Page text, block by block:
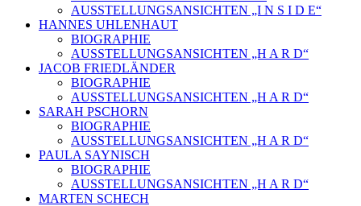
AUSSTELLUNGSANSICHTEN „I N S I D E“
HANNES UHLENHAUT
BIOGRAPHIE
AUSSTELLUNGSANSICHTEN „H A R D“
JACOB FRIEDLÄNDER
BIOGRAPHIE
AUSSTELLUNGSANSICHTEN „H A R D“
SARAH PSCHORN
BIOGRAPHIE
AUSSTELLUNGSANSICHTEN „H A R D“
PAULA SAYNISCH
BIOGRAPHIE
AUSSTELLUNGSANSICHTEN „H A R D“
MARTEN SCHECH